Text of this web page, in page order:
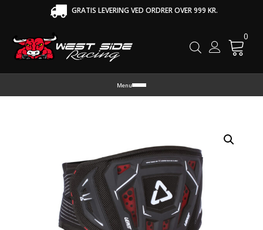
GRATIS LEVERING VED ORDRER OVER 999 KR.
0
Menu